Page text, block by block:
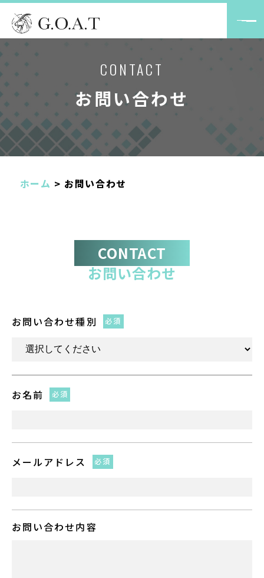
お問い合わせ
CONTACT
ホーム > お問い合わせ
CONTACT
お問い合わせ
お問い合わせ種別 必須
お名前 必須
メールアドレス 必須
お問い合わせ内容